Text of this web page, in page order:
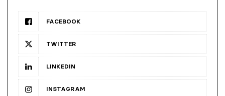
FACEBOOK
TWITTER
LINKEDIN
INSTAGRAM